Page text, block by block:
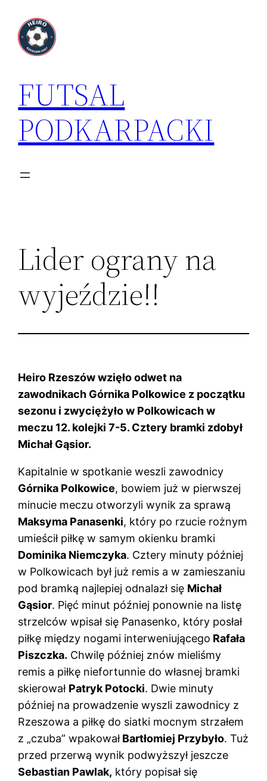
treści
FUTSAL
PODKARPACKI
Lider ograny na
wyjeździe!!
Heiro Rzeszów wzięło odwet na
zawodnikach Górnika Polkowice z początku
sezonu i zwyciężyło w Polkowicach w
meczu 12. kolejki 7-5. Cztery bramki zdobył
Michał Gąsior.
Kapitalnie w spotkanie weszli zawodnicy
Górnika Polkowice, bowiem już w pierwszej
minucie meczu otworzyli wynik za sprawą
Maksyma Panasenki, który po rzucie rożnym
umieścił piłkę w samym okienku bramki
Dominika Niemczyka. Cztery minuty później
w Polkowicach był już remis a w zamieszaniu
pod bramką najlepiej odnalazł się Michał
Gąsior. Pięć minut później ponownie na listę
strzelców wpisał się Panasenko, który posłał
piłkę między nogami interweniującego Rafała
Piszczka. Chwilę później znów mieliśmy
remis a piłkę niefortunnie do własnej bramki
skierował Patryk Potocki. Dwie minuty
później na prowadzenie wyszli zawodnicy z
Rzeszowa a piłkę do siatki mocnym strzałem
z „czuba” wpakowałBartłomiej Przybyło. Tuż
przed przerwą wynik podwyższył jeszcze
Sebastian Pawlak, który popisał się